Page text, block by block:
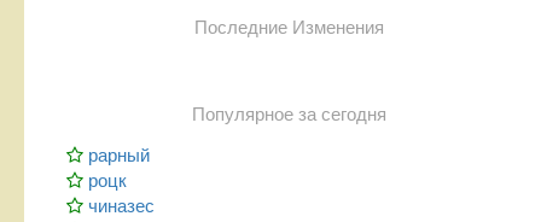
Последние Изменения
Популярное за сегодня
рарный
роцк
чиназес